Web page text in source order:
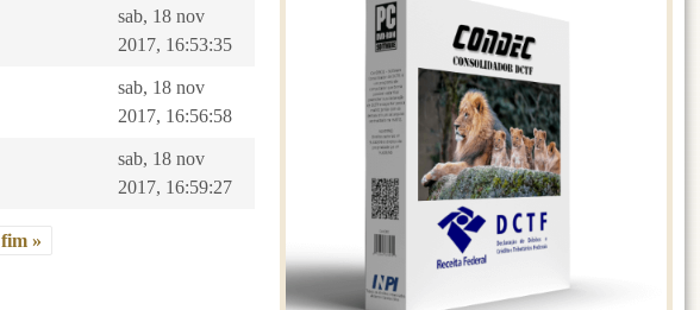
sab, 18 nov
2017, 16:53:35
sab, 18 nov
2017, 16:56:58
sab, 18 nov
2017, 16:59:27
fim »